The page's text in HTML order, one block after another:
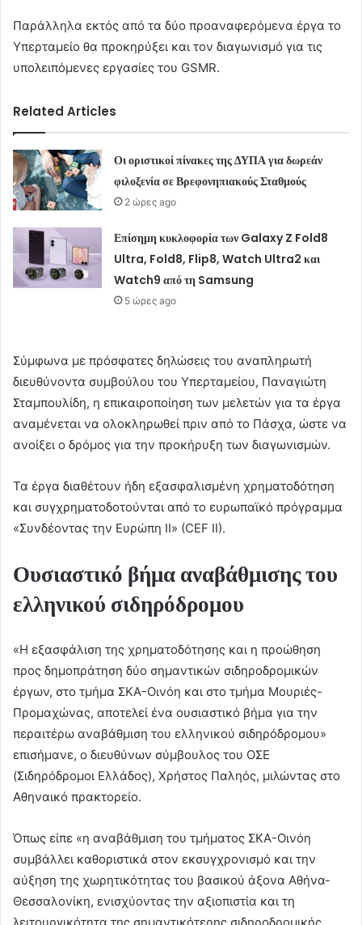
Παράλληλα εκτός από τα δύο προαναφερόμενα έργα το
Υπερταμείο θα προκηρύξει και τον διαγωνισμό για τις
υπολειπόμενες εργασίες του GSMR.
Related Articles
Οι οριστικοί πίνακες της ΔΥΠΑ για δωρεάν
φιλοξενία σε Βρεφονηπιακούς Σταθμούς
2 ώρες ago
Επίσημη κυκλοφορία των Galaxy Z Fold8
Ultra, Fold8, Flip8, Watch Ultra2 και
Watch9 από τη Samsung
5 ώρες ago
Σύμφωνα με πρόσφατες δηλώσεις του αναπληρωτή
διευθύνοντα συμβούλου του Υπερταμείου, Παναγιώτη
Σταμπουλίδη, η επικαιροποίηση των μελετών για τα έργα
αναμένεται να ολοκληρωθεί πριν από το Πάσχα, ώστε να
ανοίξει ο δρόμος για την προκήρυξη των διαγωνισμών.
Τα έργα διαθέτουν ήδη εξασφαλισμένη χρηματοδότηση
και συγχρηματοδοτούνται από το ευρωπαϊκό πρόγραμμα
«Συνδέοντας την Ευρώπη II» (CEF II).
Ουσιαστικό βήμα αναβάθμισης του
ελληνικού σιδηρόδρομου
«Η εξασφάλιση της χρηματοδότησης και η προώθηση
προς δημοπράτηση δύο σημαντικών σιδηροδρομικών
έργων, στο τμήμα ΣΚΑ-Οινόη και στο τμήμα Μουριές-
Προμαχώνας, αποτελεί ένα ουσιαστικό βήμα για την
περαιτέρω αναβάθμιση του ελληνικού σιδηρόδρομου»
επισήμανε, ο διευθύνων σύμβουλος του ΟΣΕ
(Σιδηρόδρομοι Ελλάδος), Χρήστος Παληός, μιλώντας στο
Αθηναικό πρακτορείο.
Όπως είπε «η αναβάθμιση του τμήματος ΣΚΑ-Οινόη
συμβάλλει καθοριστικά στον εκσυγχρονισμό και την
αύξηση της χωρητικότητας του βασικού άξονα Αθήνα-
Θεσσαλονίκη, ενισχύοντας την αξιοπιστία και τη